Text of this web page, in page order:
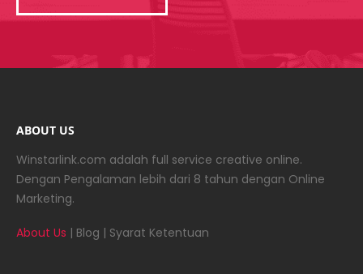
ABOUT US
Winstarlink.com adalah full service creative online.
Dengan Pengalaman lebih dari 8 tahun dengan Online
Marketing.
About Us | Blog | Syarat Ketentuan